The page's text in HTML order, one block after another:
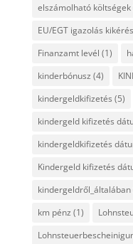
elszámolható költségek
EU/EGT igazolás
Finanzamt levél (1)
kinderbónusz (4)
kindergeldkifizetés (5)
kindergeld kifizetés
kindergeldkifizetés
Kindergeld kifizetés
kindergeldről_általában
km pénz (1)